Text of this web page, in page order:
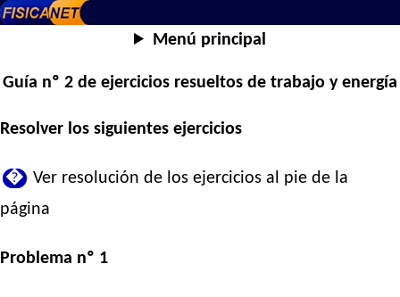
Menú principal
Guía nº 2 de ejercicios resueltos de trabajo y energía
Resolver los siguientes ejercicios
� Ver resolución de los ejercicios al pie de la
página
Problema nº 1